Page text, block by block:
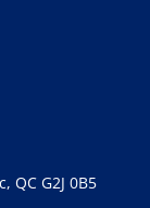
QC G2J 0B5